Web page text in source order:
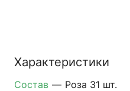
Характеристики
Состав — Роза 31 шт.